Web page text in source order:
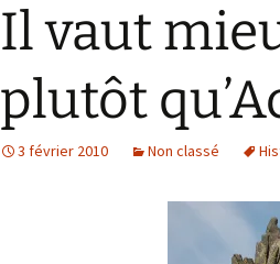
Il vaut
plutôt
3 février 2010 Non classé